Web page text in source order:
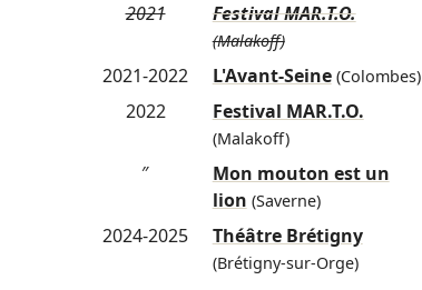
2021 Festival MAR.T.O.
(Malakoff)
2021-2022 L'Avant-Seine(Colombes)
2022 Festival MAR.T.O.
(Malakoff)
″
Mon mouton est un
lion (Saverne)
2024-2025 Théâtre Brétigny
(Brétigny-sur-Orge)